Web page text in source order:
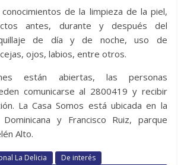
conocimientos de la limpieza de la piel,
antes, durante y después del
de día y de noche, uso de
ojos, labios, entre otros.
están abiertas, las personas
comunicarse al 2800419 y recibir
La Casa Somos está ubicada en la
Dominicana y Francisco Ruiz, parque
Alto.
La Delicia
De interés